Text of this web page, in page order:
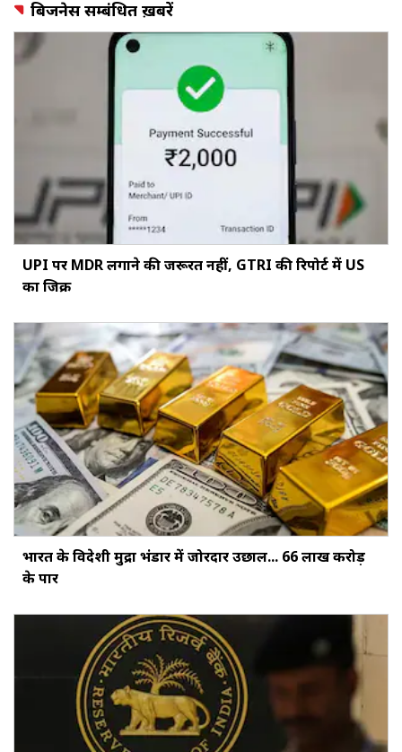
बिजनेस सम्बंधित ख़बरें
UPI पर MDR लगाने की जरूरत नहीं, GTRI की रिपोर्ट में US
का जिक्र
भारत के विदेशी मुद्रा भंडार में जोरदार उछाल... ₹66 लाख करोड़
के पार